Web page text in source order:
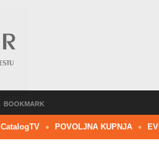
BOOKMARK
CatalogTV POVOLJNA KUPNJA